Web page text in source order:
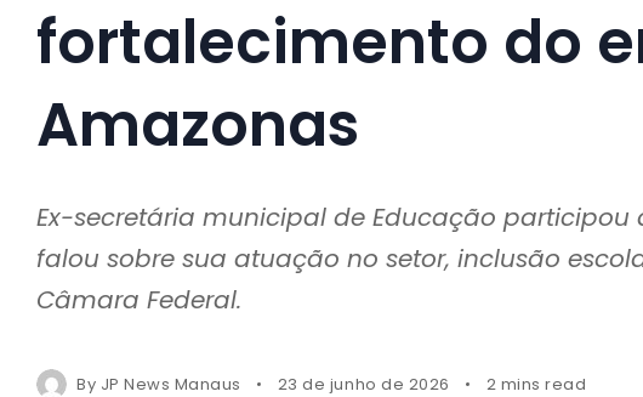
fortalecimento do
Amazonas
Ex-secretária municipal de Educação
falou sobre sua atuação no setor, inclusão
Câmara Federal.
By JP News Manaus 23 de junho de 2026 2 mins read